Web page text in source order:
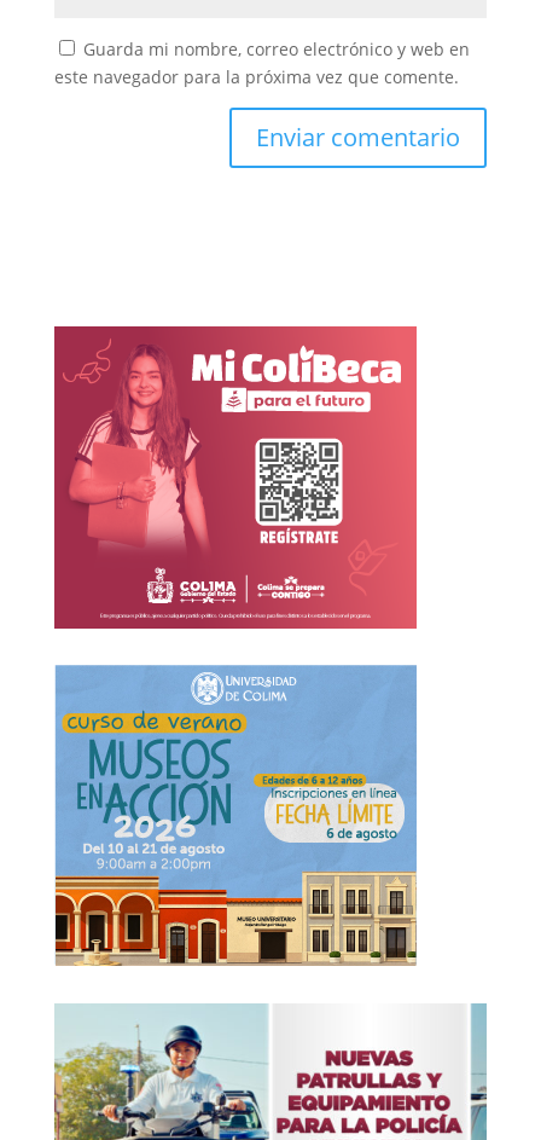
Guarda mi nombre, correo electrónico y web en
este navegador para la próxima vez que comente.